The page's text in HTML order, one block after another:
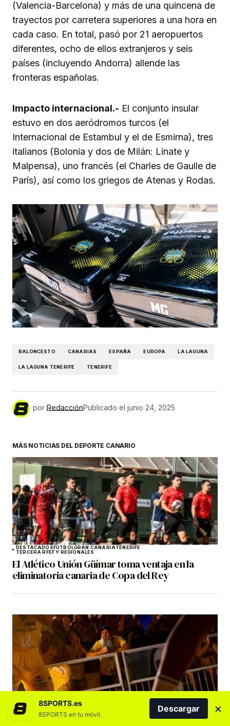
(Valencia-Barcelona) y más de una quincena de
trayectos por carretera superiores a una hora en
cada caso. En total, pasó por 21 aeropuertos
diferentes, ocho de ellos extranjeros y seis
países (incluyendo Andorra) allende las
fronteras españolas.
Impacto internacional.- El conjunto insular
estuvo en dos aeródromos turcos (el
Internacional de Estambul y el de Esmirna), tres
italianos (Bolonia y dos de Milán: Linate y
Malpensa), uno francés (el Charles de Gaulle de
París), así como los griegos de Atenas y Rodas.
BALONCESTO CANARIAS ESPAÑA EUROPA LA LAGUNA
LA LAGUNA TENERIFE TENERIFE
por RedacciónPublicado el junio 24, 2025
MÁS NOTICIAS DEL DEPORTE CANARIO
DESTACADOSFÚTBOLGRAN CANARIATENERIFE
TERCERA RFEF Y REGIONALES
El Atlético Unión Güímar toma ventaja en la
eliminatoria canaria de Copa del Rey
BALONCESTODESTACADOS DREAMLAND GRAN CANARIA
La campaña de abonados del CB Gran Canaria
8SPORTS.es
8SPORTS en tu móvil.
Descargar ×